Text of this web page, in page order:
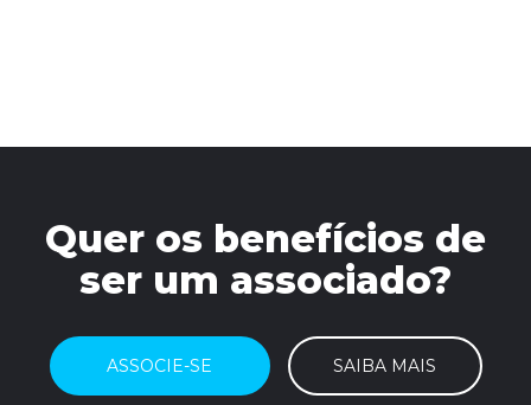
Quer os benefícios de
ser um associado?
ASSOCIE-SE SAIBA MAIS